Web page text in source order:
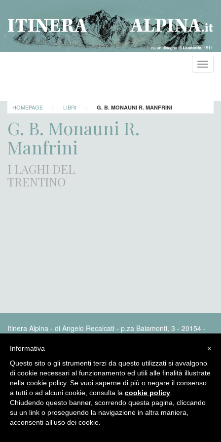
HOMEPAGE LIBRI G. B. MONAUNI R. MANFRINI
G. B. Monauni R.
Manfrini
I LAGHI DEL
TRENTINO
Itinera Alpina - di Angelo Recalcati - p.za Baiamonti, 3 - 20154 -
policy
×
Informativa
Questo sito o gli strumenti terzi da questo utilizzati si avvalgono
di cookie necessari al funzionamento ed utili alle finalità illustrate
nella cookie policy. Se vuoi saperne di più o negare il consenso
a tutti o ad alcuni cookie, consulta la cookie policy
Chiudendo questo banner, scorrendo questa pagina, cliccando
su un link o proseguendo la navigazione in altra maniera,
acconsenti all’uso dei cookie.